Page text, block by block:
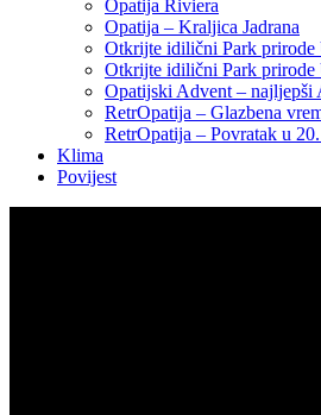
Opatija Riviera
Opatija – Kraljica Jadrana
Otkrijte idilični Park
Otkrijte idilični Park prirode
Opatijski Advent – najljepši
RetrOpatija – Glazbena
RetrOpatija – Povratak u
Klima
Povijest